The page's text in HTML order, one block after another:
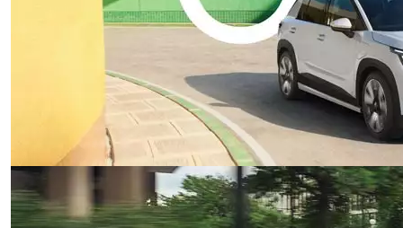
Räderwechsel
Werkstatt-Termin
vereinbaren
Fahrzeugart
Fahrzeugkategorie